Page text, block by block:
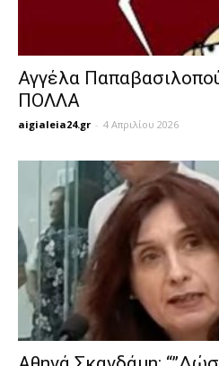
Αγγέλα
ΠΟΛΛΑ
aigialeia24.gr - 4 Απριλίου 2026